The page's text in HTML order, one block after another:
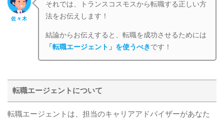
佐々木
それでは、トランスコスモスから転職する正しい方
法をお伝えします！
結論からお伝えすると、転職を成功させるためには
「転職エージェント」を使うべき です！
転職エージェントについて
転職エージェントは、担当のキャリアアドバイザーがあなた